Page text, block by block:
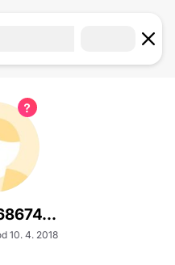
10. 4. 2018